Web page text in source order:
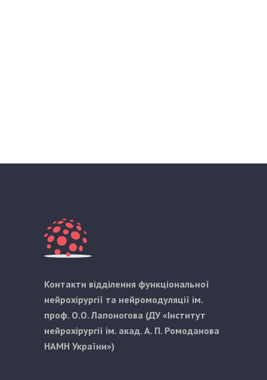
Контакти відділення функціональної
нейрохірургії та нейромодуляції ім.
проф. О.О. Лапоногова (ДУ «Інститут
нейрохірургії ім. акад. А. П. Ромоданова
НАМН України»)